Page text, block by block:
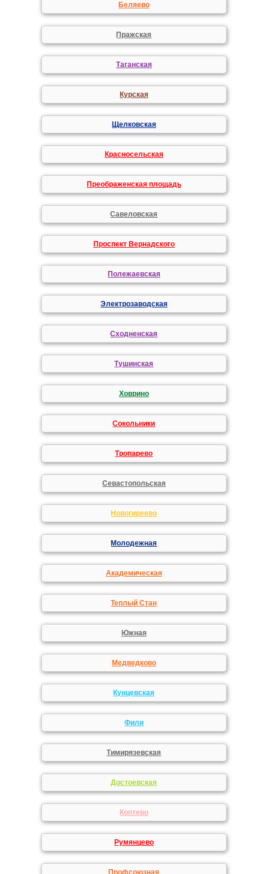
Беляево
Пражская
Таганская
Курская
Щелковская
Красносельская
Преображенская площадь
Савеловская
Проспект Вернадского
Полежаевская
Электрозаводская
Сходненская
Тушинская
Ховрино
Сокольники
Тропарево
Севастопольская
Новогиреево
Молодежная
Академическая
Теплый Стан
Южная
Медведково
Кунцевская
Фили
Тимирязевская
Достоевская
Коптево
Румянцево
Профсоюзная